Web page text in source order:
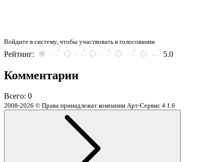
Войдите в систему, чтобы участвовать в голосовании
Рейтинг: 5.0
Комментарии
Всего: 0
2008-2026 © Права принадлежат компании Арт-Сервис 4.1.6